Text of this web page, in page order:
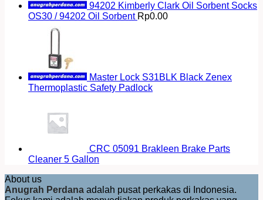
94202 Kimberly Clark Oil Sorbent Socks
OS30 / 94202 Oil Sorbent Rp0.00
Master Lock S31BLK Black Zenex
Thermoplastic Safety Padlock
CRC 05091 Brakleen Brake Parts
Cleaner 5 Gallon
About us
Anugrah Perdana adalah pusat perkakas di Indonesia.